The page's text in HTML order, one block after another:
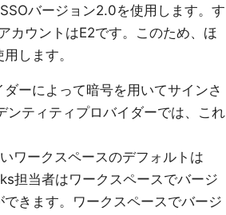
バージョン2.0を使用します。す
カウントはE2です。このため、ほ
します。
ーによって暗号を用いてサインさ
ティティプロバイダーでは、これ
ワークスペースのデフォルトは
担当者はワークスペースでバージ
きます。ワークスペースでバージ